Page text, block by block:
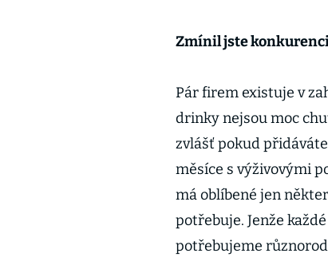
Zmínil jste
Pár firem existuje v
drinky nejsou moc
zvlášť pokud
měsíce s výživovými
má oblíbené jen
potřebuje. Jenže
potřebujeme